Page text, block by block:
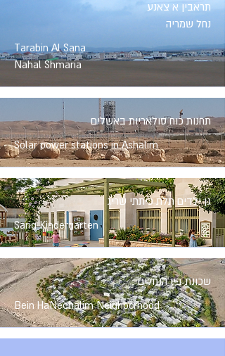
תראבין א צאנע
נחל שמריה
Tarabin Al Sana
Nahal Shmaria
תחנות כוח סולאריות באשלים
Solar power stations in Ashalim
גן ילדים תלת כיתתי שריג
Sarig Kindergarten
שכונת בין הנחלים
Bein HaNechalim Neighborhood